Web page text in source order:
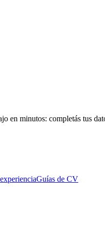
en minutos: completás tus
Guías de CV